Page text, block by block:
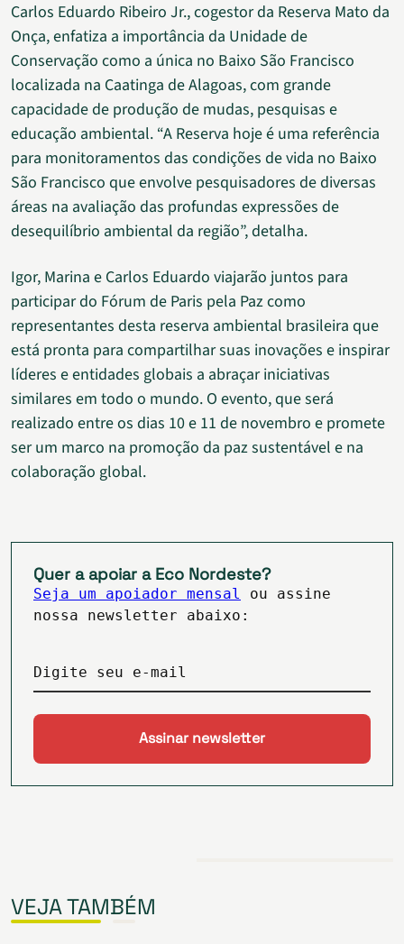
Carlos Eduardo Ribeiro Jr., cogestor da Reserva Mato da
Onça, enfatiza a importância da Unidade de
Conservação como a única no Baixo São Francisco
localizada na Caatinga de Alagoas, com grande
capacidade de produção de mudas, pesquisas e
educação ambiental. “A Reserva hoje é uma referência
para monitoramentos das condições de vida no Baixo
São Francisco que envolve pesquisadores de diversas
áreas na avaliação das profundas expressões de
desequilíbrio ambiental da região”, detalha.
Igor, Marina e Carlos Eduardo viajarão juntos para
participar do Fórum de Paris pela Paz como
representantes desta reserva ambiental brasileira que
está pronta para compartilhar suas inovações e inspirar
líderes e entidades globais a abraçar iniciativas
similares em todo o mundo. O evento, que será
realizado entre os dias 10 e 11 de novembro e promete
ser um marco na promoção da paz sustentável e na
colaboração global.
Quer a apoiar a Eco Nordeste?
Seja um apoiador mensal
ou assine
nossa newsletter abaixo:
Digite seu e-mail
VEJA TAMBÉM